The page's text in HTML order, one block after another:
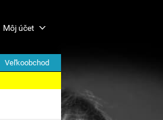
Môj účet
Veľkoobchod